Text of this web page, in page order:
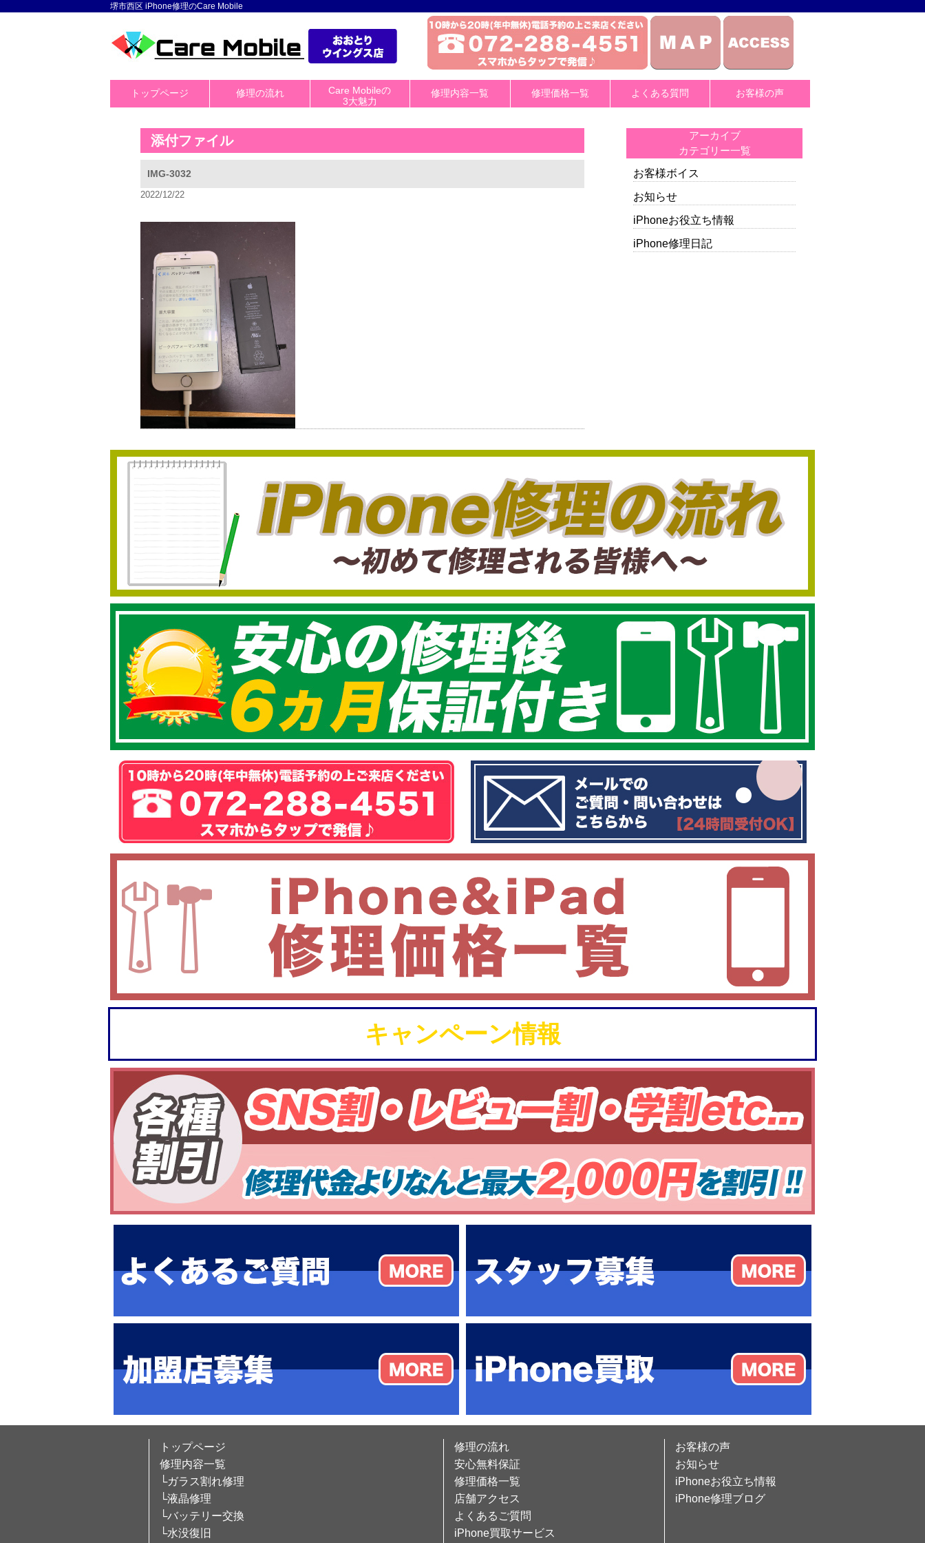
堺市西区 iPhone修理のCare Mobile
トップページ 修理の流れ
Care Mobileの
3大魅力
修理内容一覧 修理価格一覧 よくある質問 お客様の声
添付ファイル
IMG-3032
2022/12/22
アーカイブ
カテゴリー一覧
お客様ボイス
お知らせ
iPhoneお役立ち情報
iPhone修理日記
キャンペーン情報
トップページ
修理内容一覧
└ガラス割れ修理
└液晶修理
└バッテリー交換
└水没復旧
修理の流れ
安心無料保証
修理価格一覧
店舗アクセス
よくあるご質問
iPhone買取サービス
お客様の声
お知らせ
iPhoneお役立ち情報
iPhone修理ブログ